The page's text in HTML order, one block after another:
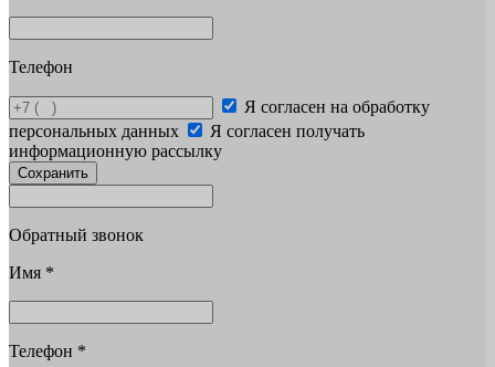
Телефон
Я согласен на обработку
персональных данных
Я согласен получать
информационную рассылку
Сохранить
Обратный звонок
Имя *
Телефон *